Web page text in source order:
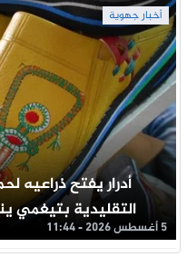
أخبار جهوية
أدرار يفتح ذراعيه
التقليدية بتيغمي
5 أغسطس 2026 - 11:44